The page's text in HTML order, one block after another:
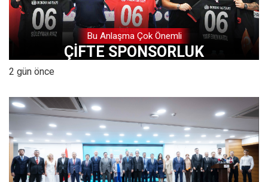
Bu Anlaşma Çok Önemli
ÇİFTE SPONSORLUK
2 gün önce